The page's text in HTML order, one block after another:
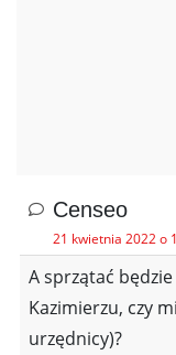
Censeo
21 kwietnia 2022 o
A sprzątać
Kazimierzu, czy
urzędnicy)?